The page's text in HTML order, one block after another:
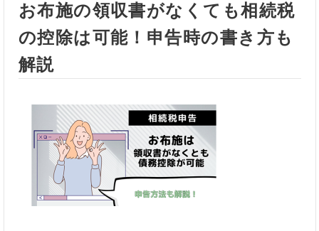
お布施の領収書がなくても相続税
の控除は可能！申告時の書き方も
解説